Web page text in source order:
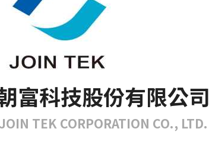
富科技股份有限公司
JOIN TEK CORPORATION CO., LTD.